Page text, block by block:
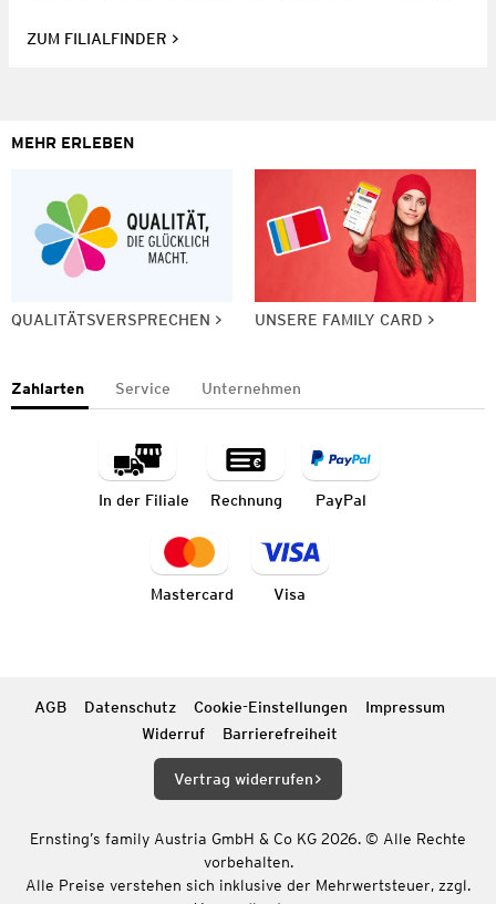
ZUM FILIALFINDER
MEHR ERLEBEN
QUALITÄTSVERSPRECHEN UNSERE FAMILY CARD
Zahlarten Service Unternehmen
In der Filiale Rechnung PayPal
Mastercard Visa
AGB Datenschutz Cookie-Einstellungen
Impressum
Widerruf
Barrierefreiheit
Vertrag widerrufen
Ernsting’s family Austria GmbH & Co KG 2026. © Alle Rechte
vorbehalten.
Alle Preise verstehen sich inklusive der Mehrwertsteuer, zzgl.